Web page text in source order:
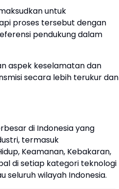
untuk
proses tersebut dengan
pendukung dalam
aspek keselamatan dan
secara lebih terukur dan
di Indonesia yang
termasuk
Keamanan, Kebakaran,
di setiap kategori teknologi
seluruh wilayah Indonesia.